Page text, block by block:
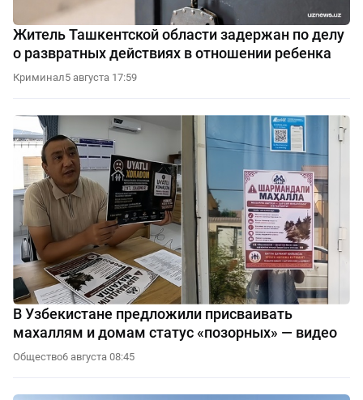
Житель Ташкентской области задержан по делу
о развратных действиях в отношении ребенка
Криминал5 августа 17:59
В Узбекистане предложили присваивать
махаллям и домам статус «позорных» — видео
Общество6 августа 08:45